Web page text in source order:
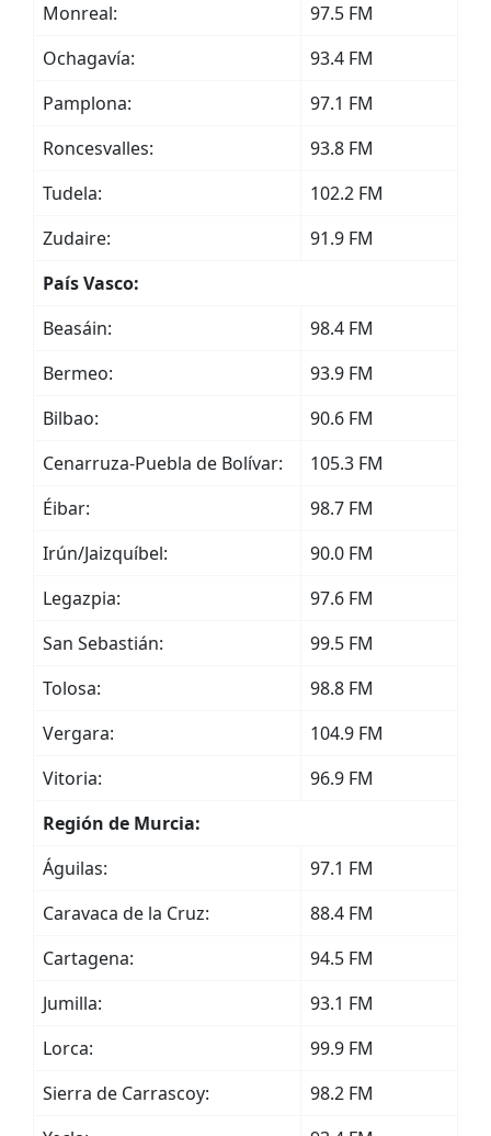
Monreal:
97.5 FM
Ochagavía:
93.4 FM
Pamplona:
97.1 FM
Roncesvalles:
93.8 FM
Tudela:
102.2 FM
Zudaire:
91.9 FM
País Vasco:
Beasáin:
98.4 FM
Bermeo:
93.9 FM
Bilbao:
90.6 FM
Cenarruza-Puebla de Bolívar:
105.3 FM
Éibar:
98.7 FM
Irún/Jaizquíbel:
90.0 FM
Legazpia:
97.6 FM
San Sebastián:
99.5 FM
Tolosa:
98.8 FM
Vergara:
104.9 FM
Vitoria:
96.9 FM
Región de Murcia:
Águilas:
97.1 FM
Caravaca de la Cruz:
88.4 FM
Cartagena:
94.5 FM
Jumilla:
93.1 FM
Lorca:
99.9 FM
Sierra de Carrascoy:
98.2 FM